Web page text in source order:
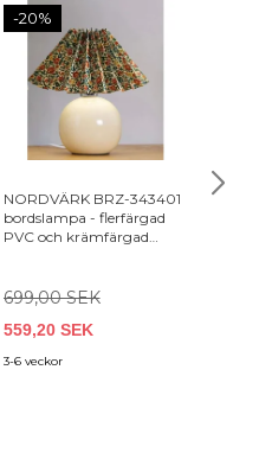
-20%
NORDVÄRK BRZ-343401
bordslampa - flerfärgad
PVC och krämfärgad
699,00 SEK
559,20 SEK
3-6 veckor